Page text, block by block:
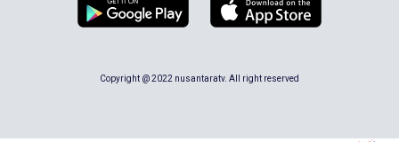
Copyright @ 2022 nusantaratv. All right reserved